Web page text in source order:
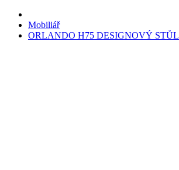
Mobiliář
ORLANDO H75 DESIGNOVÝ STŮL